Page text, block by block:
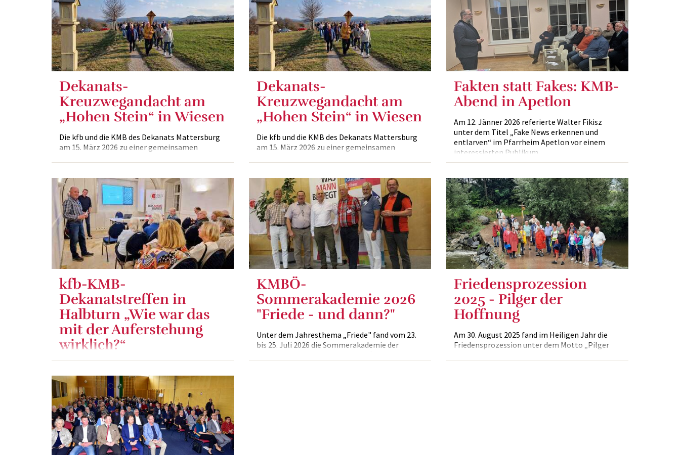
Dekanats-
Kreuzwegandacht am
„Hohen Stein“ in Wiesen
Die kfb und die KMB des Dekanats Mattersburg
am 15. März 2026 zu einer gemeinsamen
Dekanats-
Kreuzwegandacht am
„Hohen Stein“ in Wiesen
Die kfb und die KMB des Dekanats Mattersburg
am 15. März 2026 zu einer gemeinsamen
Fakten statt Fakes: KMB-
Abend in Apetlon
Am 12. Jänner 2026 referierte Walter Fikisz
unter dem Titel „Fake News erkennen und
entlarven“ im Pfarrheim Apetlon vor einem
interessierten Publikum.
kfb-KMB-
Dekanatstreffen in
Halbturn „Wie war das
mit der Auferstehung
wirklich?“
Dekanats Frauenkirchen zu einem
Vortragsabend mit Markus Iby in den Pfarrtreff
Halbturn ein.
KMBÖ-
Sommerakademie 2026
"Friede - und dann?"
Unter dem Jahresthema „Friede" fand vom 23.
bis 25. Juli 2026 die Sommerakademie der
Friedensprozession
2025 - Pilger der
Hoffnung
Am 30. August 2025 fand im Heiligen Jahr die
Friedensprozession unter dem Motto „Pilger